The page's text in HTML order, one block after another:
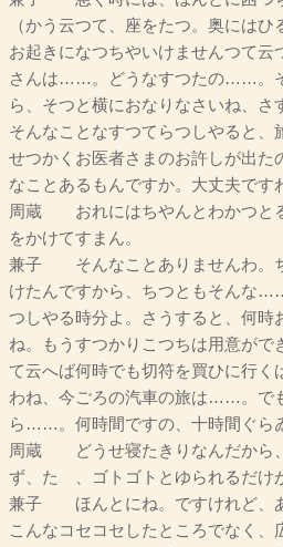
（かう云つて、座をたつ。奥にはひ
お起きになつちやいけませんつて云
さんは……。どうなすつたの……。
ら、そつと横におなりなさいね、
そんなことなすつてらつしやると、
せつかくお医者さまのお許しが出
なことあるもんですか。大丈夫です
周蔵 おれにはちやんとわかつと
をかけてすまん。
兼子 そんなことありませんわ。
けたんですから、ちつともそんな
つしやる時分よ。さうすると、何時
ね。もうすつかりこつちは用意がで
て云へば何時でも切符を買ひに行く
わね、今ごろの汽車の旅は……。で
ら……。何時間ですの、十時間ぐ
周蔵 どうせ寝たきりなんだから
ず、たゞ、ゴトゴトとゆられるだけ
兼子 ほんとにね。ですけれど、あ
こんなコセコセしたところでなく、